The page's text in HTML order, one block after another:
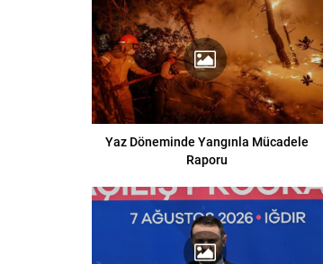
Yaz Döneminde Yangınla Mücadele
Raporu